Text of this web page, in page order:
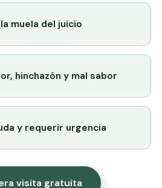
muela del juicio
hinchazón y mal sabor
y requerir urgencia
visita gratuita